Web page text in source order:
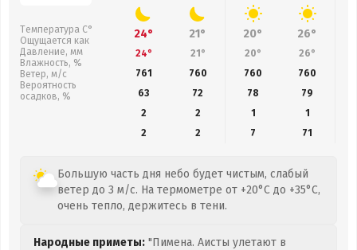
Температура С°
Ощущается как
Давление, мм
Влажность, %
Ветер, м/с
Вероятность
осадков, %
24° 21° 20° 26°
24° 21° 20° 26°
761
760 760 760
63
72 78
79
2
2 1
1
2
2 7 71
Большую часть дня небо будет чистым, слабый
ветер до 3 м/с. На термометре от +20°C до +35°C,
очень тепло, держитесь в тени.
Народные приметы: "Пимена. Аисты улетают в